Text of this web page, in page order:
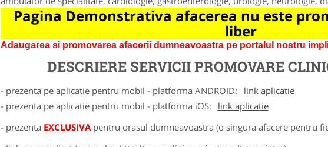
Pagina Demonstrativa afacerea nu este
liber
Adaugarea si promovarea afacerii dumneavoastra pe portalul nostru
DESCRIERE SERVICII PROMOVARE
- prezenta pe aplicatie pentru mobil - platforma ANDROID:
link aplicatie
- prezenta pe aplicatie pentru mobil - platforma iOS:
link aplicatie
- prezenta EXCLUSIVApentru orasul dumneavoastra (o singura afacere pentru